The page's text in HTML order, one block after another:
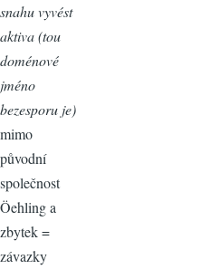
snahu vyvést
aktiva (tou
doménové
jméno
bezesporu je)
mimo
původní
společnost
Öehling a
zbytek =
závazky